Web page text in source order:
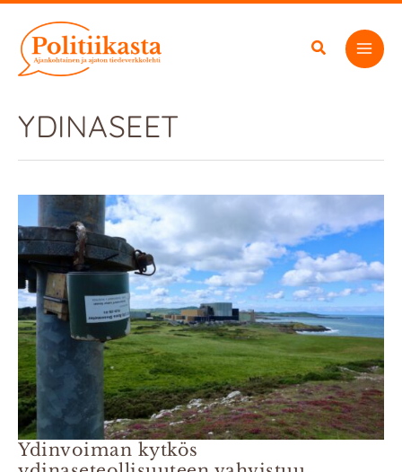
sisältöön
YDINASEET
Ydinvoiman kytkös